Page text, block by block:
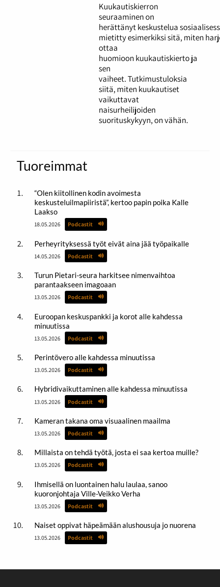
Kuukautiskierron
seuraaminen on
herättänyt keskustelua
mietitty esimerkiksi sitä, miten
ottaa
huomioon kuukautiskierto ja
sen
vaiheet. Tutkimustuloksia
siitä, miten kuukautiset
vaikuttavat
naisurheilijoiden
suorituskykyyn, on vähän.
Tuoreimmat
“Olen kiitollinen kodin avoimesta
keskusteluilmapiiristä”, kertoo papin poika Kalle
Laakso
18.05.2026 Podcastit
Perheyrityksessä työt eivät aina jää työpaikalle
14.05.2026 Podcastit
Turun Pietari-seura harkitsee nimenvaihtoa
parantaakseen imagoaan
13.05.2026 Podcastit
Euroopan keskuspankki ja korot alle kahdessa
minuutissa
13.05.2026 Podcastit
Perintövero alle kahdessa minuutissa
13.05.2026 Podcastit
Hybridivaikuttaminen alle kahdessa minuutissa
13.05.2026 Podcastit
Kameran takana oma visuaalinen maailma
13.05.2026 Podcastit
Millaista on tehdä työtä, josta ei saa kertoa muille?
13.05.2026 Podcastit
Ihmisellä on luontainen halu laulaa, sanoo
kuoronjohtaja Ville-Veikko Verha
13.05.2026 Podcastit
Naiset oppivat häpeämään alushousuja jo nuorena
13.05.2026 Podcastit